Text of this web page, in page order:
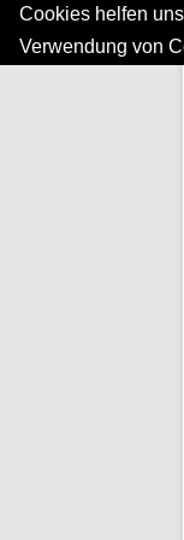
Cookies helfen
Verwendung von
Springe